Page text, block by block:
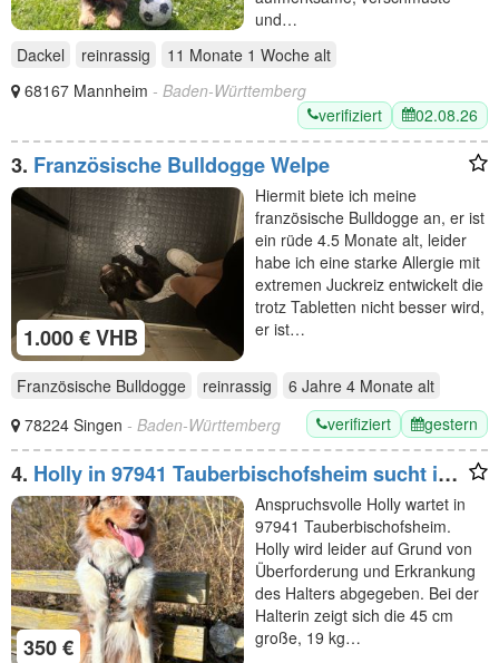
und…
Dackel
reinrassig 11 Monate 1 Woche alt
68167 Mannheim - Baden-Württemberg
verifiziert
02.08.26
3. Französische Bulldogge Welpe
1.000 € VHB
Hiermit biete ich meine
französische Bulldogge an, er ist
ein rüde 4.5 Monate alt, leider
habe ich eine starke Allergie mit
extremen Juckreiz entwickelt die
trotz Tabletten nicht besser wird,
er ist…
Französische Bulldogge reinrassig 6 Jahre 4 Monate alt
78224 Singen - Baden-Württemberg verifiziert gestern
4. Holly in 97941 Tauberbischofsheim sucht ihr
Für-immer-Zuhause
350 €
Anspruchsvolle Holly wartet in
97941 Tauberbischofsheim.
Holly wird leider auf Grund von
Überforderung und Erkrankung
des Halters abgegeben. Bei der
Halterin zeigt sich die 45 cm
große, 19 kg…